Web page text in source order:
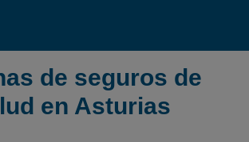
de seguros de
en Asturias